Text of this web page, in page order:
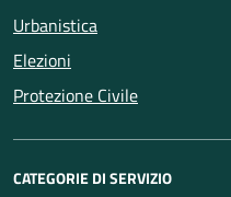
Urbanistica
Elezioni
Protezione Civile
CATEGORIE DI SERVIZIO